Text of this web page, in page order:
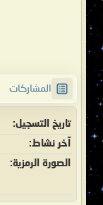
المشاركات
تاريخ التسجيل
آخر نشاط
الصورة الرمزية